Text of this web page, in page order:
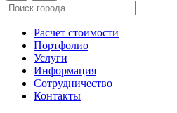
Расчет стоимости
Портфолио
Услуги
Информация
Сотрудничество
Контакты